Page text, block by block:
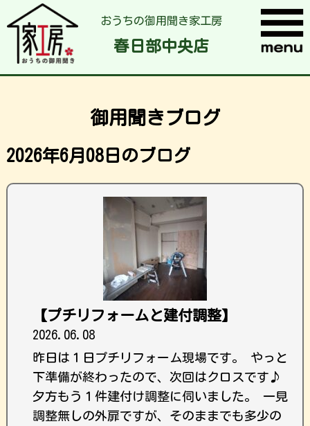
おうちの御用聞き家工房
春日部中央店
御用聞きブログ
2026年6月08日のブログ
【プチリフォームと建付調整】
2026.06.08
昨日は１日プチリフォーム現場です。 やっと
下準備が終わったので、次回はクロスです♪
夕方もう１件建付け調整に伺いました。 一見
調整無しの外扉ですが、そのままでも多少の